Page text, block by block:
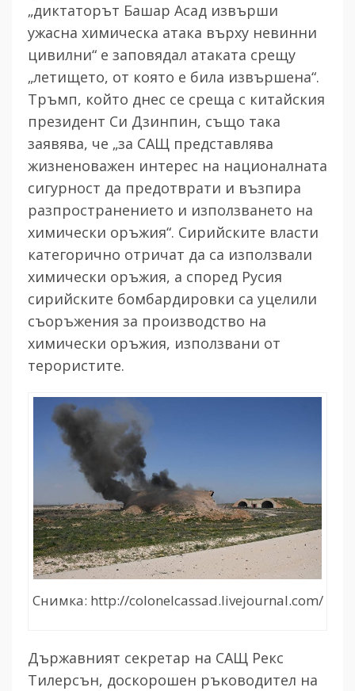
„диктаторът Башар Асад извърши
ужасна химическа атака върху невинни
цивилни“ е заповядал атаката срещу
„летището, от която е била извършена“.
Тръмп, който днес се среща с китайския
президент Си Дзинпин, също така
заявява, че „за САЩ представлява
жизненоважен интерес на националната
сигурност да предотврати и възпира
разпространението и използването на
химически оръжия“. Сирийските власти
категорично отричат да са използвали
химически оръжия, а според Русия
сирийските бомбардировки са уцелили
съоръжения за производство на
химически оръжия, използвани от
терористите.
Снимка: http://colonelcassad.livejournal.com/
Държавният секретар на САЩ Рекс
Тилерсън, доскорошен ръководител на